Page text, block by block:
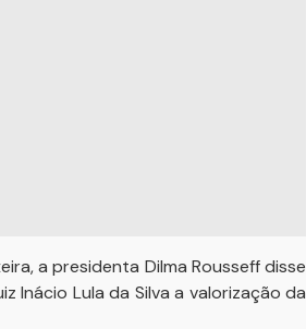
a presidenta Dilma Rousseff disse
Inácio Lula da Silva a valorização da